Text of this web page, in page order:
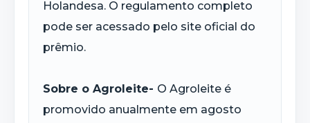
Holandesa. O regulamento completo
pode ser acessado pelo site oficial do
prêmio.
Sobre o Agroleite- O Agroleite é
promovido anualmente em agosto